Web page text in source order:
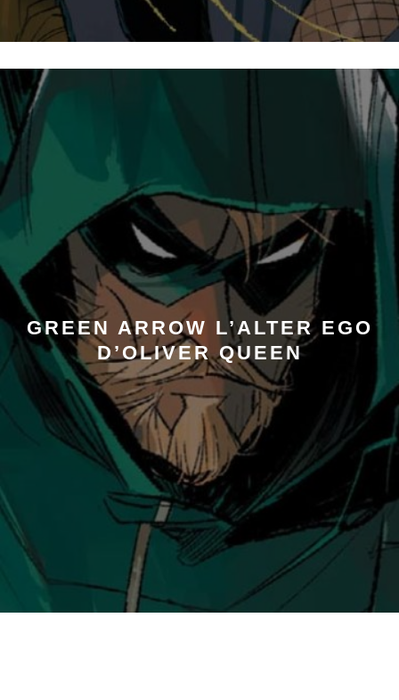
GREEN ARROW L’ALTER EGO
D’OLIVER QUEEN